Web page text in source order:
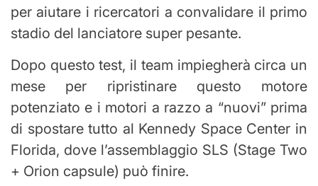
per aiutare i ricercatori a convalidare il primo
stadio del lanciatore super pesante.
Dopo questo test, il team impiegherà circa un
mese per ripristinare questo motore
potenziato e i motori a razzo a “nuovi” prima
di spostare tutto al Kennedy Space Center in
Florida, dove l’assemblaggio SLS (Stage Two
+ Orion capsule) può finire.